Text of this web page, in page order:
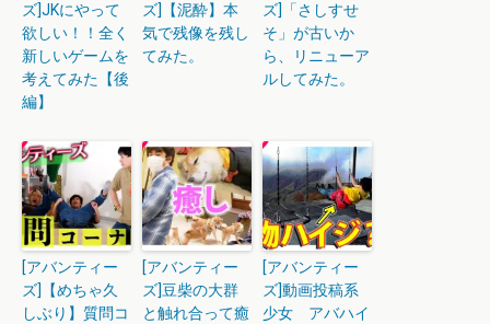
ズ]JKにやって
欲しい！！全く
新しいゲームを
考えてみた【後
編】
ズ]【泥酔】本
気で残像を残し
てみた。
ズ]「さしすせ
そ」が古いか
ら、リニューア
ルしてみた。
[アバンティー
ズ]【めちゃ久
しぶり】質問コ
[アバンティー
ズ]豆柴の大群
と触れ合って癒
[アバンティー
ズ]動画投稿系
少女 アバハイ